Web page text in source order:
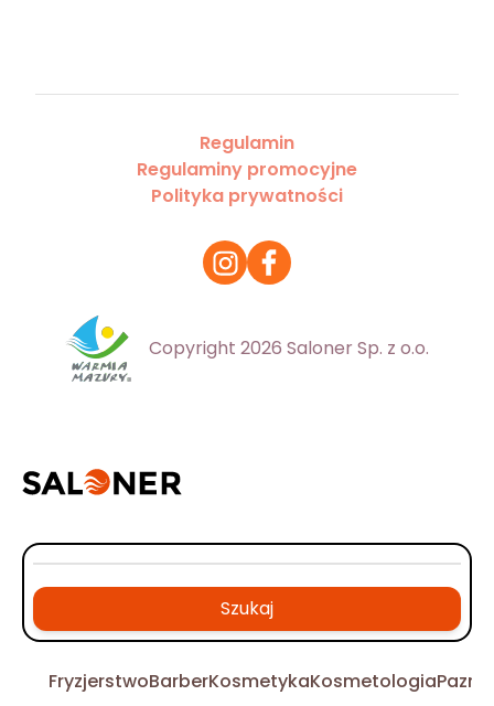
Regulamin
Regulaminy promocyjne
Polityka prywatności
Copyright 2026 Saloner Sp. z o.o.
Szukaj
FryzjerstwoBarberKosmetykaKosmetologia